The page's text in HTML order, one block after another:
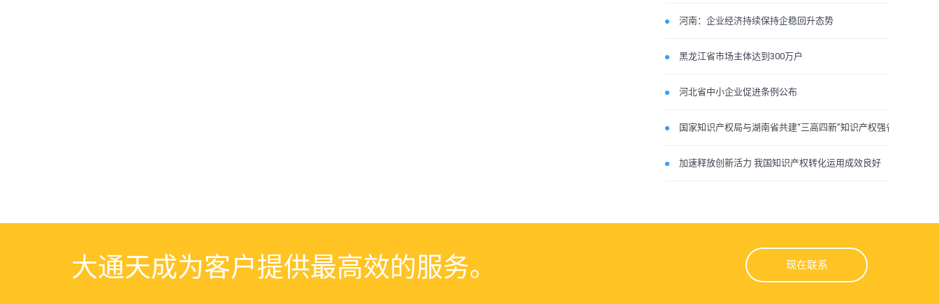
河南：企业经济持续保持企稳回升态势
黑龙江省市场主体达到300万户
河北省中小企业促进条例公布
国家知识产权局与湖南省共建“三高四新”知识产权强省
加速释放创新活力 我国知识产权转化运用成效良好
大通天成为客户提供最高效的服务。 现在联系